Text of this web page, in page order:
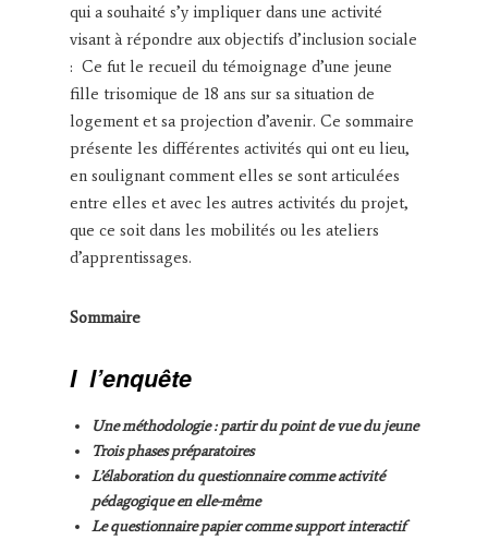
qui a souhaité s’y impliquer dans une activité
visant à répondre aux objectifs d’inclusion sociale
: Ce fut le recueil du témoignage d’une jeune
fille trisomique de 18 ans sur sa situation de
logement et sa projection d’avenir. Ce sommaire
présente les différentes activités qui ont eu lieu,
en soulignant comment elles se sont articulées
entre elles et avec les autres activités du projet,
que ce soit dans les mobilités ou les ateliers
d’apprentissages.
Sommaire
I l’enquête
Une méthodologie : partir du point de vue du jeune
Trois phases préparatoires
L’élaboration du questionnaire comme activité
pédagogique en elle-même
Le questionnaire papier comme support interactif